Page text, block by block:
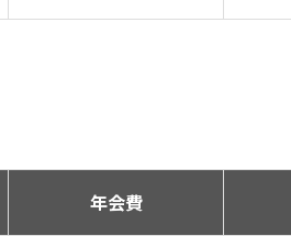
年会費